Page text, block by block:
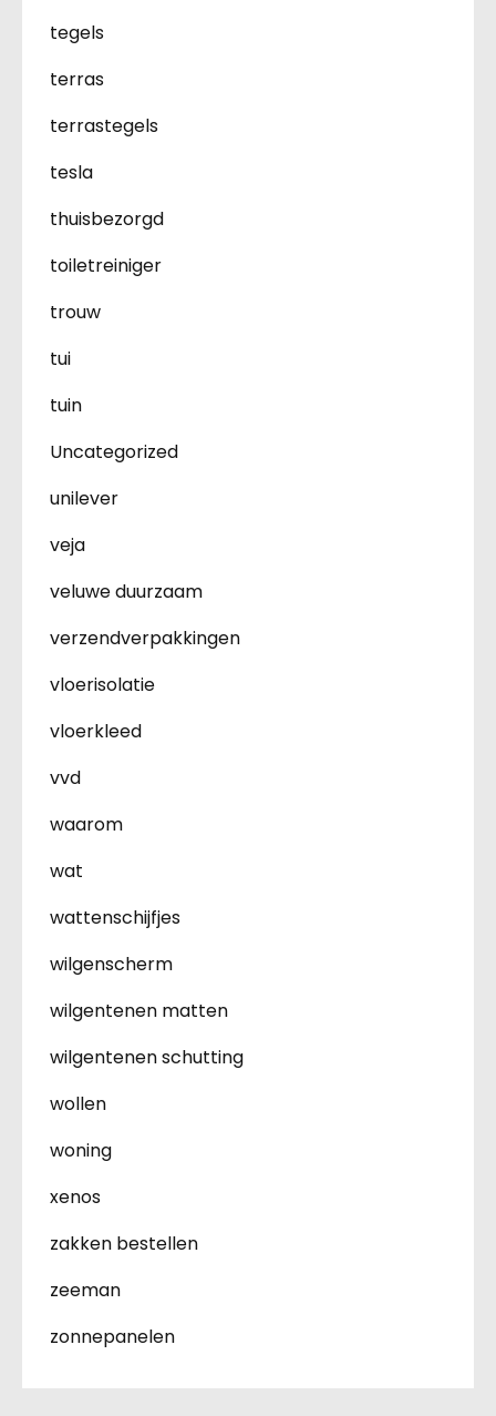
tegels
terras
terrastegels
tesla
thuisbezorgd
toiletreiniger
trouw
tui
tuin
Uncategorized
unilever
veja
veluwe duurzaam
verzendverpakkingen
vloerisolatie
vloerkleed
vvd
waarom
wat
wattenschijfjes
wilgenscherm
wilgentenen matten
wilgentenen schutting
wollen
woning
xenos
zakken bestellen
zeeman
zonnepanelen